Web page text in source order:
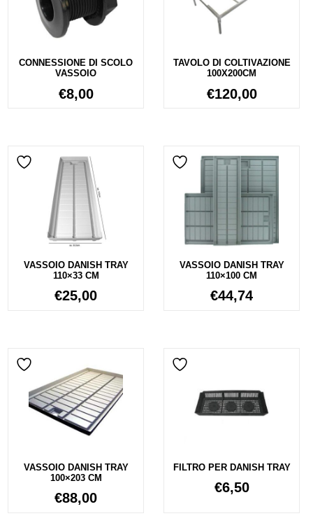
CONNESSIONE DI SCOLO
VASSOIO
€8,00
TAVOLO DI COLTIVAZIONE
100X200CM
€120,00
VASSOIO DANISH TRAY
110×33 CM
€25,00
VASSOIO DANISH TRAY
110×100 CM
€44,74
VASSOIO DANISH TRAY
100×203 CM
€88,00
FILTRO PER DANISH TRAY
€6,50